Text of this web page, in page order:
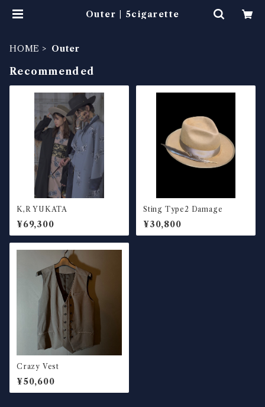
Outer | 5cigarette
HOME Outer
Recommended
K,R YUKATA
¥69,300
Sting Type2 Damage
¥30,800
Crazy Vest
¥50,600